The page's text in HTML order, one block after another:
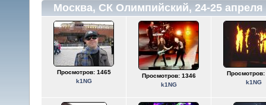
Москва, СК Олимпийский, 24-25 апреля
Просмотров: 1465
k1NG
Просмотров: 1346
k1NG
Просмотров:
k1NG